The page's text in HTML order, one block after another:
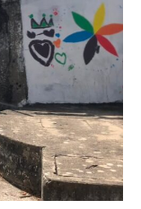
para